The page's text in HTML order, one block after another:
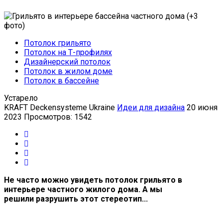
Потолок грильято
Потолок на Т-профилях
Дизайнерский потолок
Потолок в жилом доме
Потолок в бассейне
Устарело
KRAFT Deckensysteme Ukraine Идеи для дизайна 20 июня
2023 Просмотров: 1542
Не часто можно увидеть потолок грильято в
интерьере частного жилого дома. А мы
решили разрушить этот стереотип...